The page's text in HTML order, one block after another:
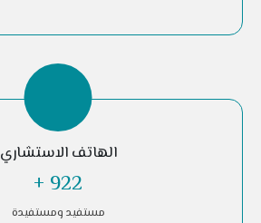
الهاتف الاستشاري
2,172
+
مستفيد ومستفيدة